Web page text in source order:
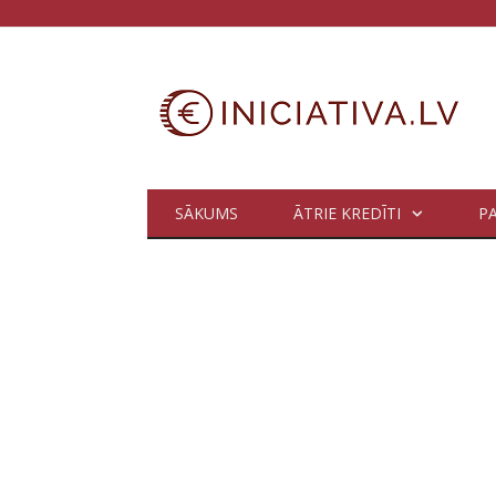
SĀKUMS ĀTRIE KREDĪTI